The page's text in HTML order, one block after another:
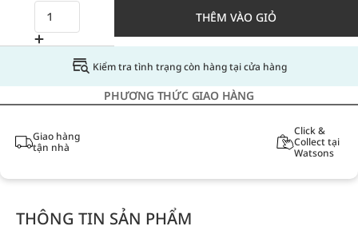
THÊM VÀO GIỎ
Kiểm tra tình trạng còn hàng tại cửa hàng
PHƯƠNG THỨC GIAO HÀNG
Giao hàng
tận nhà
Click &
Collect tại
Watsons
THÔNG TIN SẢN PHẨM